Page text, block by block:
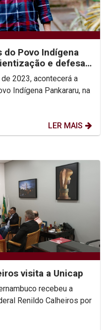
Povo Indígena
e defesa
2023, acontecerá a
Indígena Pankararu, na
LER MAIS
visita a Unicap
recebeu a
Renildo Calheiros por